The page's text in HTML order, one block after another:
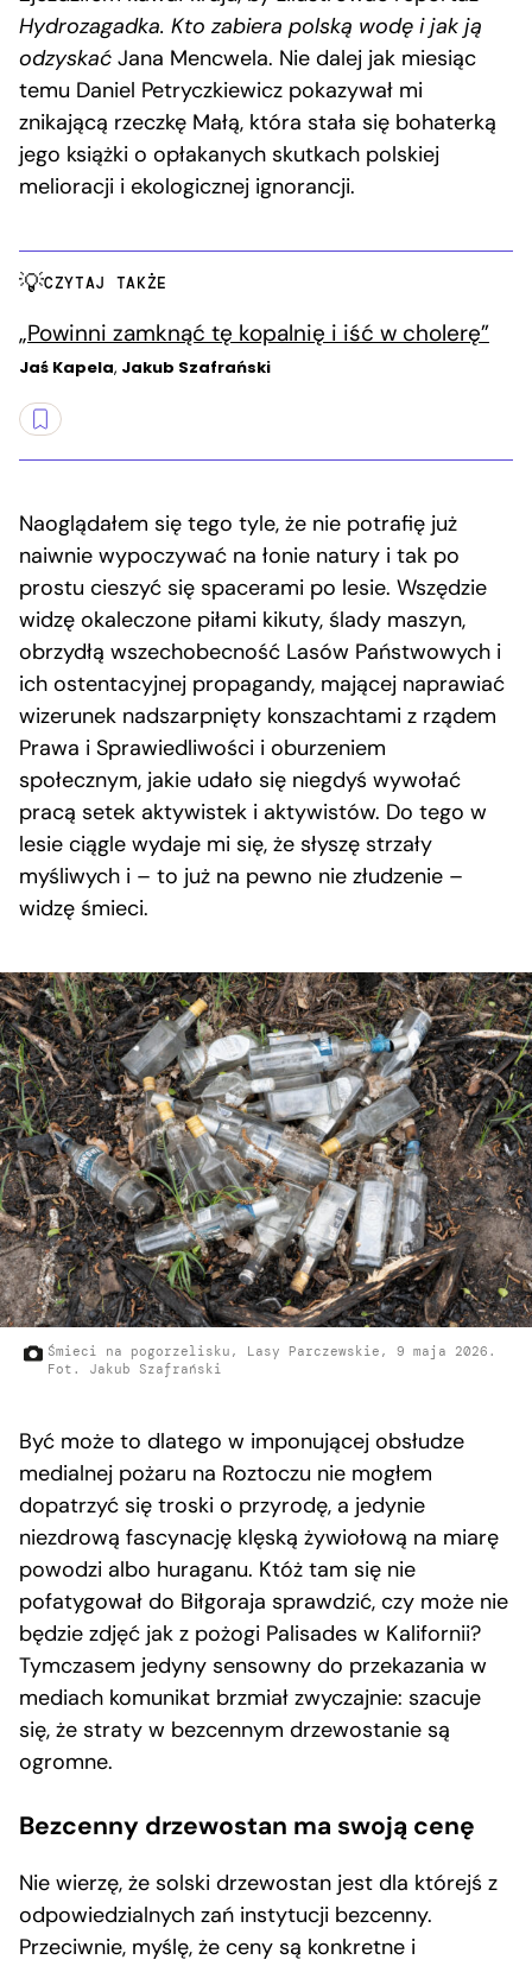
Hydrozagadka. Kto zabiera polską wodę i jak ją
odzyskać Jana Mencwela. Nie dalej jak miesiąc
temu Daniel Petryczkiewicz pokazywał mi
znikającą rzeczkę Małą, która stała się bohaterką
jego książki o opłakanych skutkach polskiej
melioracji i ekologicznej ignorancji.
CZYTAJ TAKŻE
„Powinni zamknąć tę kopalnię i iść w cholerę”
Jaś Kapela, Jakub Szafrański
Naoglądałem się tego tyle, że nie potrafię już
naiwnie wypoczywać na łonie natury i tak po
prostu cieszyć się spacerami po lesie. Wszędzie
widzę okaleczone piłami kikuty, ślady maszyn,
obrzydłą wszechobecność Lasów Państwowych i
ich ostentacyjnej propagandy, mającej naprawiać
wizerunek nadszarpnięty konszachtami z rządem
Prawa i Sprawiedliwości i oburzeniem
społecznym, jakie udało się niegdyś wywołać
pracą setek aktywistek i aktywistów. Do tego w
lesie ciągle wydaje mi się, że słyszę strzały
myśliwych i – to już na pewno nie złudzenie –
widzę śmieci.
Śmieci na pogorzelisku, Lasy Parczewskie, 9 maja 2026.
Fot. Jakub Szafrański
Być może to dlatego w imponującej obsłudze
medialnej pożaru na Roztoczu nie mogłem
dopatrzyć się troski o przyrodę, a jedynie
niezdrową fascynację klęską żywiołową na miarę
powodzi albo huraganu. Któż tam się nie
pofatygował do Biłgoraja sprawdzić, czy może nie
będzie zdjęć jak z pożogi Palisades w Kalifornii?
Tymczasem jedyny sensowny do przekazania w
mediach komunikat brzmiał zwyczajnie: szacuje
się, że straty w bezcennym drzewostanie są
ogromne.
Bezcenny drzewostan ma swoją cenę
Nie wierzę, że solski drzewostan jest dla którejś z
odpowiedzialnych zań instytucji bezcenny.
Przeciwnie, myślę, że ceny są konkretne i